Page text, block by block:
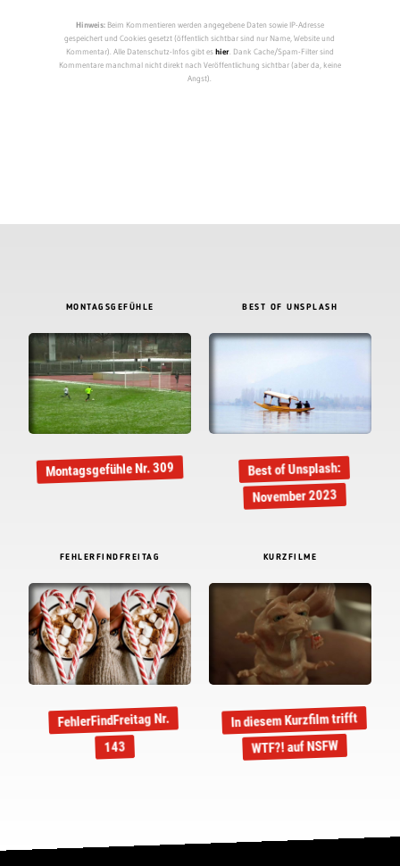
Hinweis:Beim Kommentieren werden angegebene Daten sowie IP-Adresse
gespeichert und Cookies gesetzt (öffentlich sichtbar sind nur Name, Website und
Kommentar). Alle Datenschutz-Infos gibt eshier. Dank Cache/Spam-Filter sind
Kommentare manchmal nicht direkt nach Veröffentlichung sichtbar (aber da, keine
Angst).
MONTAGSGEFÜHLE
Montagsgefühle Nr. 309
BEST OF UNSPLASH
Best of Unsplash:
November 2023
FEHLERFINDFREITAG
FehlerFindFreitag Nr.
143
KURZFILME
In diesem Kurzfilm trifft
WTF?! auf NSFW